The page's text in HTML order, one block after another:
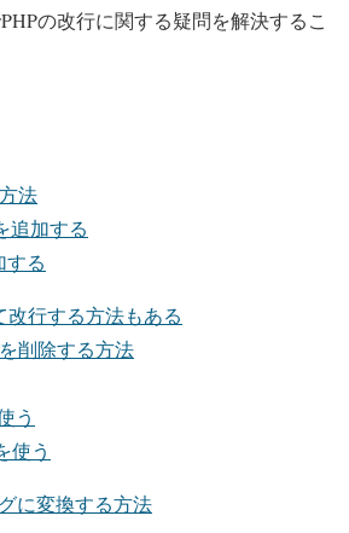
の改行に関する疑問を解決するこ
法
追加する
する
改行する方法もある
削除する方法
う
使う
に変換する方法